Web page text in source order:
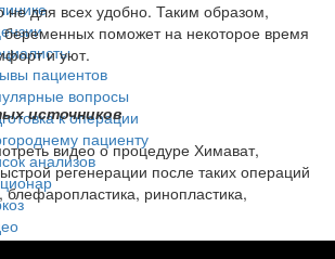
пациентов
вопросы
к операции
пациенту
анализов
не для всех удобно. Таким образом,
поможет на некоторое время
и уют.
источников
видео о процедуре Химават,
регенерации после таких операций
блефаропластика, ринопластика,